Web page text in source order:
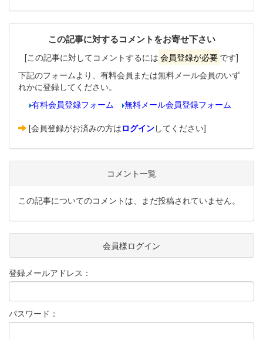
この記事に対するコメントをお寄せ下さい
[この記事に対してコメントするには 会員登録が必要 です]
下記のフォームより、有料会員または無料メール会員のいず
れかに登録してください。
有料会員登録フォーム
無料メール会員登録フォーム
[会員登録がお済みの方はログインしてください]
コメント一覧
この記事についてのコメントは、まだ投稿されていません。
会員様ログイン
登録メールアドレス：
パスワード：